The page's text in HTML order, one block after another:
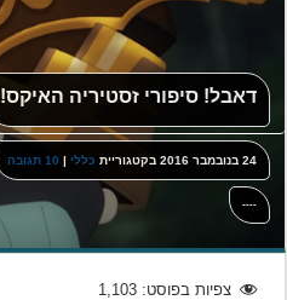
דאבל! סיפורי זסטיריה האיקס!
24 בנובמבר 2016 בקטגוריית כללי | 10 תגובה
----
צפיות בפוסט: 1,103